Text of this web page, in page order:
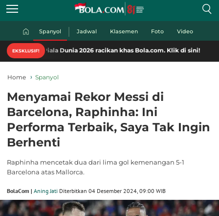
Spanyol Jadwal Klasemen Foto Video
EKSKLUSIF!
Dunia 2026 racikan khas Bola.com. Klik di sini!
Home Spanyol
Menyamai Rekor Messi di
Barcelona, Raphinha: Ini
Performa Terbaik, Saya Tak Ingin
Berhenti
Raphinha mencetak dua dari lima gol kemenangan 5-1
Barcelona atas Mallorca.
BolaCom | Aning Jati Diterbitkan 04 Desember 2024, 09:00 WIB